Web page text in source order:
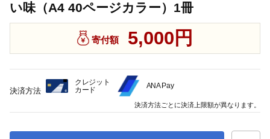
い味（A4 40ページカラー）1冊
寄付額 5,000円
決済方法
クレジット
カード
ANA Pay
決済方法ごとに決済上限額が異なります。